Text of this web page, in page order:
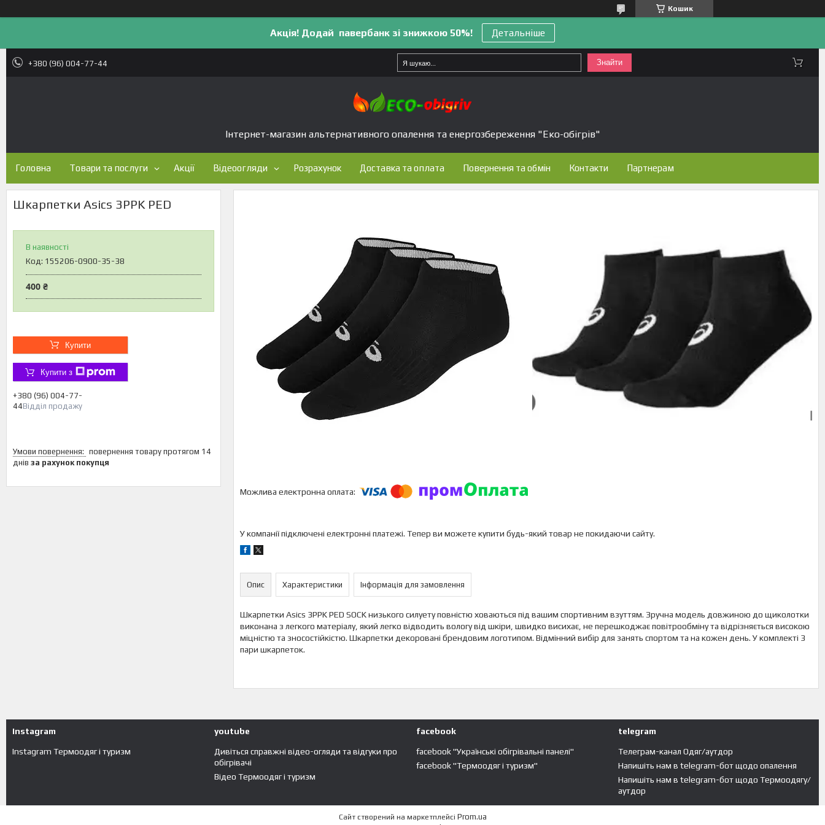
Кошик
Акція! Додай павербанк зі знижкою 50%! Детальніше
+380 (96) 004-77-44 Знайти
Інтернет-магазин альтернативного опалення та енергозбереження "Еко-обігрів"
Головна Товари та послуги Акції Відеоогляди Розрахунок Доставка та оплата Повернення та обмін Контакти Партнерам
Шкарпетки Asics 3PPK PED
В наявності
Код: 155206-0900-35-38
400 ₴
Купити
Купити з
+380 (96) 004-77-
44Відділ продажу
повернення товару протягом 14
днів за рахунок покупця
У компанії підключені електронні платежі. Тепер ви можете купити будь-який товар не покидаючи сайту.
Опис Характеристики Інформація для замовлення
Шкарпетки Asics 3PPK PED SOCK низького силуету повністю ховаються під вашим спортивним взуттям. Зручна модель довжиною до щиколотки
виконана з легкого матеріалу, який легко відводить вологу від шкіри, швидко висихає, не перешкоджає повітрообміну та відрізняється високою
міцністю та зносостійкістю. Шкарпетки декоровані брендовим логотипом. Відмінний вибір для занять спортом та на кожен день. У комплекті 3
пари шкарпеток.
Instagram
Instagram Термоодяг і туризм
youtube
Дивіться справжні відео-огляди та відгуки про
обігрівачі
Відео Термоодяг і туризм
facebook
facebook "Українські обігрівальні панелі"
facebook "Термоодяг і туризм"
telegram
Телеграм-канал Одяг/аутдор
Напишіть нам в telegram-бот щодо опалення
Напишіть нам в telegram-бот щодо Термоодягу/
аутдор
Сайт створений на маркетплейсі Prom.ua